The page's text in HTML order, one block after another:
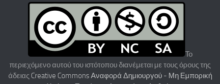
Το
περιεχόμενο αυτού του ιστότοπου διανέμεται με τους όρους της
άδειας Creative Commons Αναφορά Δημιουργού - Μη Εμπορική